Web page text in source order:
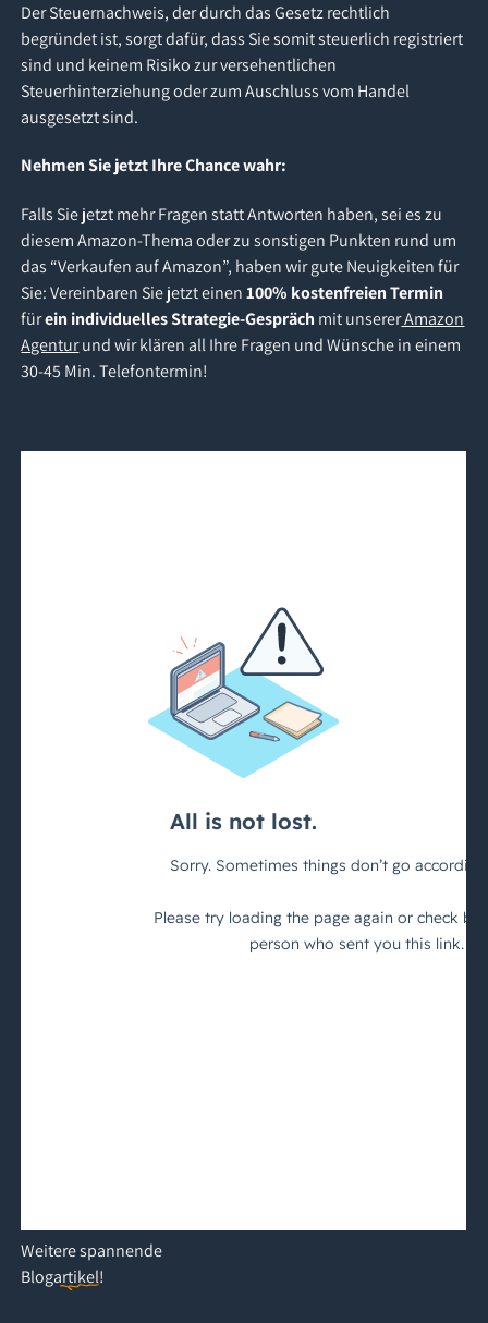
Der Steuernachweis, der durch das Gesetz rechtlich
begründet ist, sorgt dafür, dass Sie somit steuerlich registriert
sind und keinem Risiko zur versehentlichen
Steuerhinterziehung oder zum Auschluss vom Handel
ausgesetzt sind.
Nehmen Sie jetzt Ihre Chance wahr:
Falls Sie jetzt mehr Fragen statt Antworten haben, sei es zu
diesem Amazon-Thema oder zu sonstigen Punkten rund um
das “Verkaufen auf Amazon”, haben wir gute Neuigkeiten für
Sie: Vereinbaren Sie jetzt einen100% kostenfreien Termin
fürein individuelles Strategie-Gespräch mit unsererAmazon
Agenturund wir klären all Ihre Fragen und Wünsche in einem
30-45 Min. Telefontermin!
Weiterespannende
Blogartikel!